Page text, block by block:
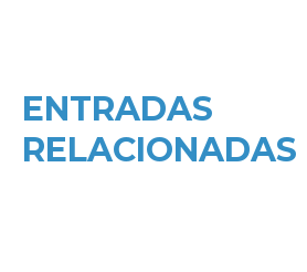
ENTRADAS
RELACIONADAS